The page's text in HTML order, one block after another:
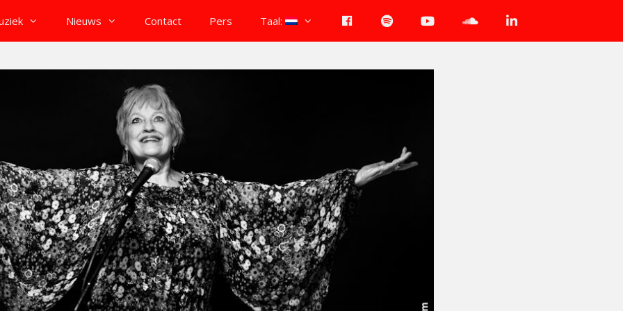
Nieuws Contact Pers Taal: FacebookSpotify YouTubeSoundcloudLinkedIn